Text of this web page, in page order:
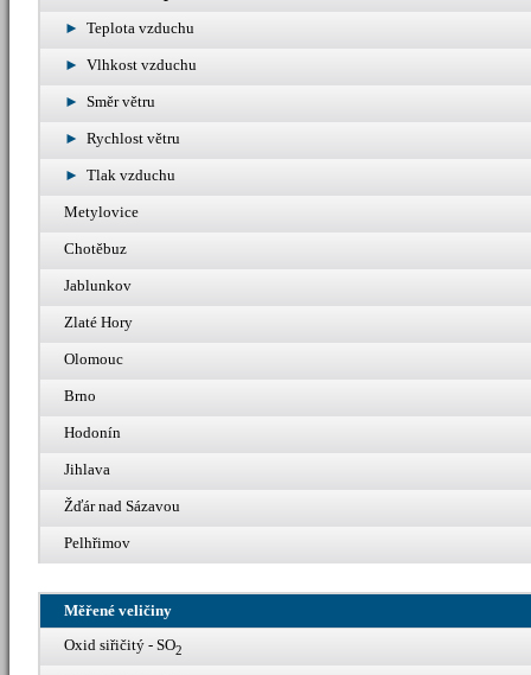
Teplota vzduchu
Vlhkost vzduchu
Směr větru
Rychlost větru
Tlak vzduchu
Metylovice
Chotěbuz
Jablunkov
Zlaté Hory
Olomouc
Brno
Hodonín
Jihlava
Žďár nad Sázavou
Pelhřimov
Měřené veličiny
Oxid siřičitý - SO2